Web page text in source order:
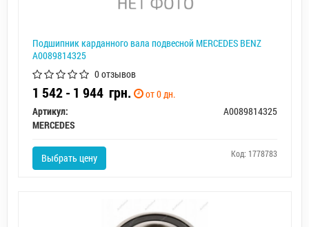
Подшипник карданного вала подвесной MERCEDES BENZ
A0089814325
0 отзывов
1 542 - 1 944 грн.
от 0 дн.
Артикул:
A0089814325
MERCEDES
Выбрать цену Код: 1778783